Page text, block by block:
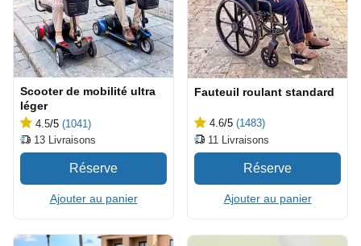
Scooter de mobilité ultra
léger
4.5/5 (1041)
13 Livraisons
Ajouter au panier
Fauteuil roulant standard
4.6/5 (1483)
11 Livraisons
Ajouter au panier